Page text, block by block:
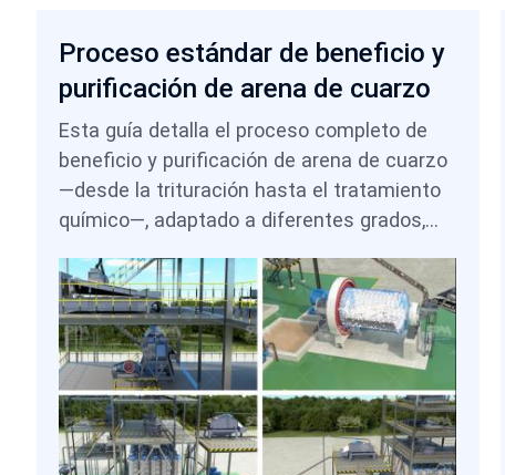
Proceso estándar de beneficio y
purificación de arena de cuarzo
Esta guía detalla el proceso completo de
beneficio y purificación de arena de cuarzo
—desde la trituración hasta el tratamiento
químico—, adaptado a diferentes grados,
aplicaciones electrónicas.